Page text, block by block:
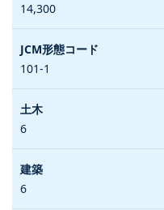
14,300
101-1
6
6